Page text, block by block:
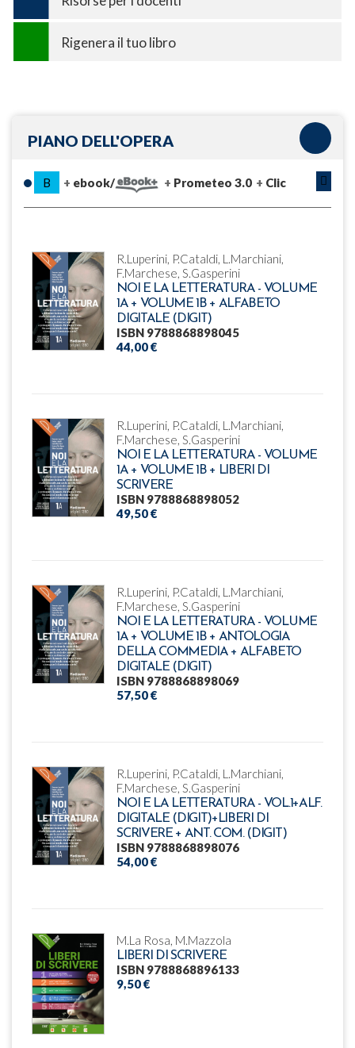
Rigenera il tuo libro
PIANO DELL'OPERA
B ebook/ Prometeo 3.0 Clic
R.Luperini, P.Cataldi, L.Marchiani,
F.Marchese, S.Gasperini
NOI E LA LETTERATURA - VOLUME
1A + VOLUME 1B + ALFABETO
DIGITALE (DIGIT)
ISBN 9788868898045
44,00 €
R.Luperini, P.Cataldi, L.Marchiani,
F.Marchese, S.Gasperini
NOI E LA LETTERATURA - VOLUME
1A + VOLUME 1B + LIBERI DI
SCRIVERE
ISBN 9788868898052
49,50 €
R.Luperini, P.Cataldi, L.Marchiani,
F.Marchese, S.Gasperini
NOI E LA LETTERATURA - VOLUME
1A + VOLUME 1B + ANTOLOGIA
DELLA COMMEDIA + ALFABETO
DIGITALE (DIGIT)
ISBN 9788868898069
57,50 €
R.Luperini, P.Cataldi, L.Marchiani,
F.Marchese, S.Gasperini
NOI E LA LETTERATURA - VOL.1+ALF.
DIGITALE (DIGIT)+LIBERI DI
SCRIVERE + ANT. COM. (DIGIT)
ISBN 9788868898076
54,00 €
M.La Rosa, M.Mazzola
LIBERI DI SCRIVERE
ISBN 9788868896133
9,50 €